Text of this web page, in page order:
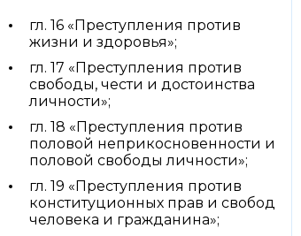
гл. 16 «Преступления против
жизни и здоровья»;
гл. 17 «Преступления против
свободы, чести и достоинства
личности»;
гл. 18 «Преступления против
половой неприкосновенности и
половой свободы личности»;
гл. 19 «Преступления против
конституционных прав и свобод
человека и гражданина»;